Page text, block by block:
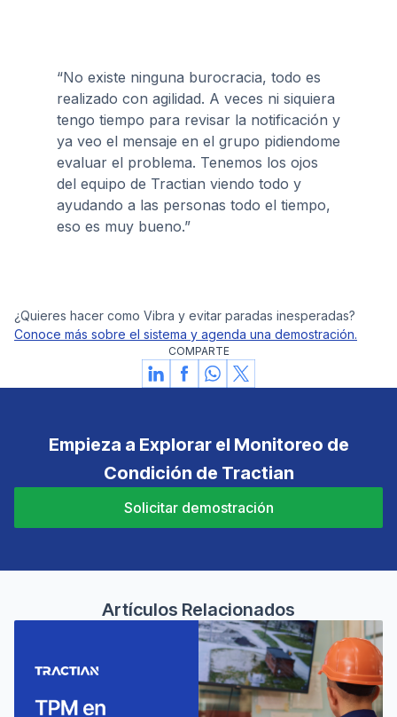
“No existe ninguna burocracia, todo es
realizado con agilidad. A veces ni siquiera
tengo tiempo para revisar la notificación y
ya veo el mensaje en el grupo pidiendome
evaluar el problema. Tenemos los ojos
del equipo de Tractian viendo todo y
ayudando a las personas todo el tiempo,
eso es muy bueno.”
¿Quieres hacer como Vibra y evitar paradas inesperadas?
Conoce más sobre el sistema y agenda una demostración.
COMPARTE
Empieza a Explorar el Monitoreo de
Condición de Tractian
Solicitar demostración
Artículos Relacionados